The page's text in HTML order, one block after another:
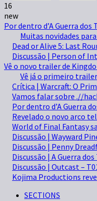
16
new
Por dentro d’A Guerra
Muitas novidades
Dead or Alive 5: Last
Discussão | Person of
Vê o novo trailer de
Vê já o primeiro
Crítica | Warcraft: O
Vamos falar sobre .//
Por dentro d’A Guerra
Revelado o novo arco
World of Final Fantasy
Discussão | Wayward
Discussão | Penny
Discussão | A Guerra
Discussão | Outcast –
Kojima Productions
SECTIONS